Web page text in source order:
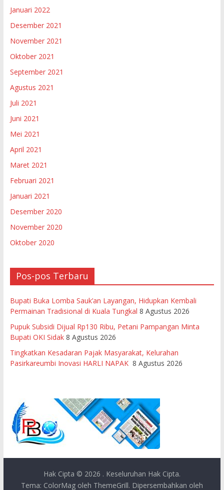
Januari 2022
Desember 2021
November 2021
Oktober 2021
September 2021
Agustus 2021
Juli 2021
Juni 2021
Mei 2021
April 2021
Maret 2021
Februari 2021
Januari 2021
Desember 2020
November 2020
Oktober 2020
Pos-pos Terbaru
Bupati Buka Lomba Sauk’an Layangan, Hidupkan Kembali
Permainan Tradisional di Kuala Tungkal 8 Agustus 2026
Pupuk Subsidi Dijual Rp130 Ribu, Petani Pampangan Minta
Bupati OKI Sidak 8 Agustus 2026
Tingkatkan Kesadaran Pajak Masyarakat, Kelurahan
Pasirkareumbi Inovasi HARLI NAPAK 8 Agustus 2026
Hak Cipta © 2026 . Keseluruhan Hak Cipta.
Tema: ColorMagoleh ThemeGrill. Dipersembahkan oleh